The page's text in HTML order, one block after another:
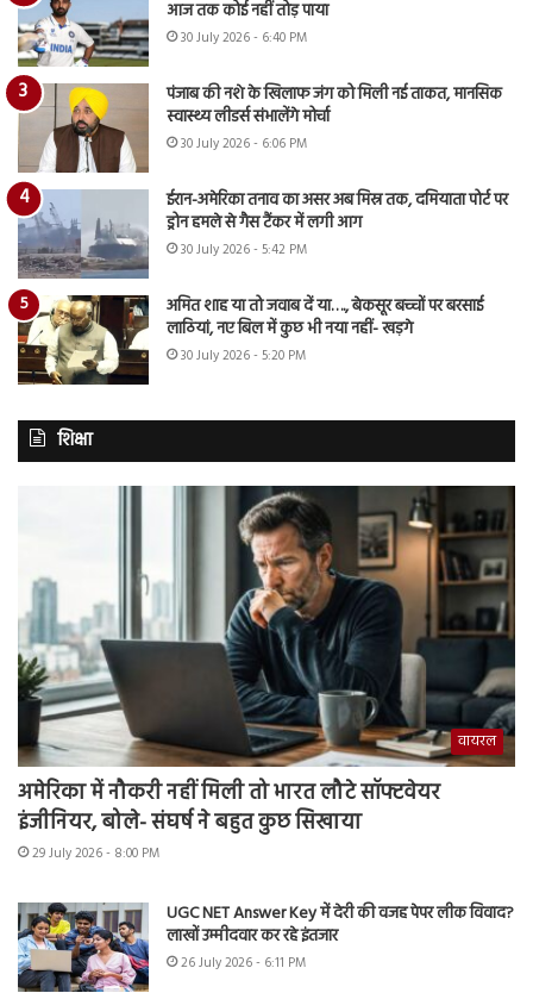
आज तक कोई नहीं तोड़ पाया
30 July 2026 - 6:40 PM
पंजाब की नशे के खिलाफ जंग को मिली नई ताकत, मानसिक
स्वास्थ्य लीडर्स संभालेंगे मोर्चा
30 July 2026 - 6:06 PM
ईरान-अमेरिका तनाव का असर अब मिस्र तक, दमियाता पोर्ट पर
ड्रोन हमले से गैस टैंकर में लगी आग
30 July 2026 - 5:42 PM
अमित शाह या तो जवाब दें या…., बेकसूर बच्चों पर बरसाई
लाठियां, नए बिल में कुछ भी नया नहीं- खड़गे
30 July 2026 - 5:20 PM
शिक्षा
वायरल
अमेरिका में नौकरी नहीं मिली तो भारत लौटे सॉफ्टवेयर
इंजीनियर, बोले- संघर्ष ने बहुत कुछ सिखाया
29 July 2026 - 8:00 PM
UGC NET Answer Key में देरी की वजह पेपर लीक विवाद?
लाखों उम्मीदवार कर रहे इंतजार
26 July 2026 - 6:11 PM